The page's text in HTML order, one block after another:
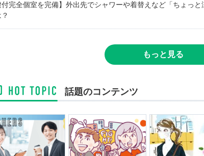
付完全個室を完備】外出先でシャワーや着替えなど「ちょっ
もっと見る
話題のコンテンツ